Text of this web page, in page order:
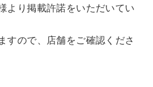
より掲載許諾をいただいてい
すので、店舗をご確認くださ